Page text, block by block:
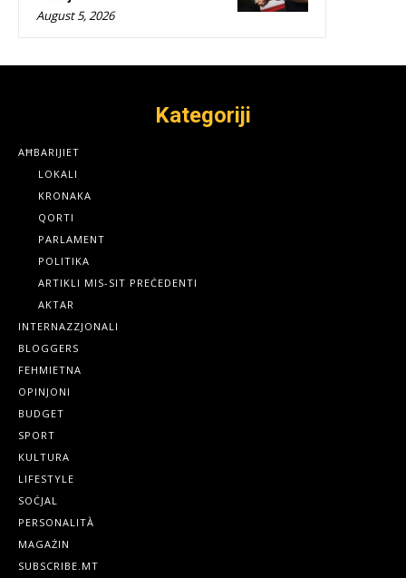
August 5, 2026
Kategoriji
AĦBARIJIET
LOKALI
KRONAKA
QORTI
PARLAMENT
POLITIKA
ARTIKLI MIS-SIT PREĊEDENTI
AKTAR
INTERNAZZJONALI
BLOGGERS
FEHMIETNA
OPINJONI
BUDGET
SPORT
KULTURA
LIFESTYLE
SOĊJAL
PERSONALITÀ
MAGAŻIN
SUBSCRIBE.MT